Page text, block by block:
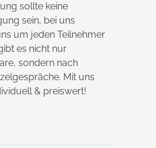
sollte keine
sein, bei uns
um jeden Teilnehmer
es nicht nur
sondern nach
Mit uns
& preiswert!